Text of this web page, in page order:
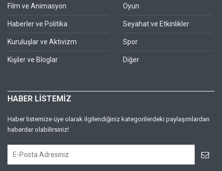
Film ve Animasyon
Haberler ve Politika
Kuruluşlar ve Aktivizm
Kişiler ve Bloglar
Oyun
Seyahat ve Etkinlikler
Spor
Diğer
HABER LİSTEMİZ
Haber listemize üye olarak ilgilendiğiniz kategorilerdeki paylaşımlardan
haberdar olabilirsiniz!